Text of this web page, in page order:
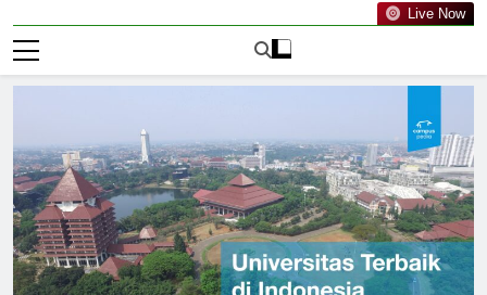
Live Now